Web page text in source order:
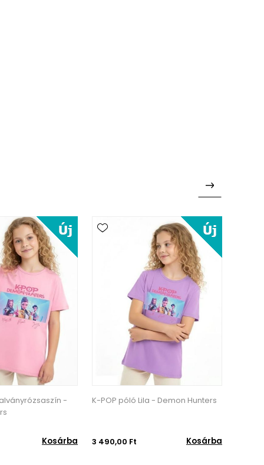
- Demon Hunters
Kosárba
K-POP póló Fehér - Demon
3 490,00 Ft Kosárba